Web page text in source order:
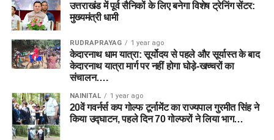
उत्तराखंड में पूर्व सैनिकों के लिए बनेगा विशेष ट्रेनिंग सेंटर:
मुख्यमंत्री धामी
RUDRAPRAYAG 1 year ago
केदारनाथ धाम यात्रा: सूर्योदय से पहले और सूर्यास्त के बाद
केदारनाथ यात्रा मार्ग पर नहीं होगा घोड़े-खच्चरों का
संचालन….
NAINITAL 1 year ago
20वें गवर्नर्स कप गोल्फ टूर्नामेंट का राज्यपाल गुरमीत सिंह ने
किया उद्घाटन, पहले दिन 70 गोल्फरों ने लिया भाग…